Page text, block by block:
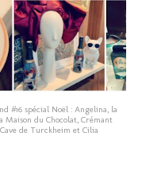
#16 spécial Noël : Angelina, la
Maison du Chocolat, Crémant
Cave de Turckheim et Cilia